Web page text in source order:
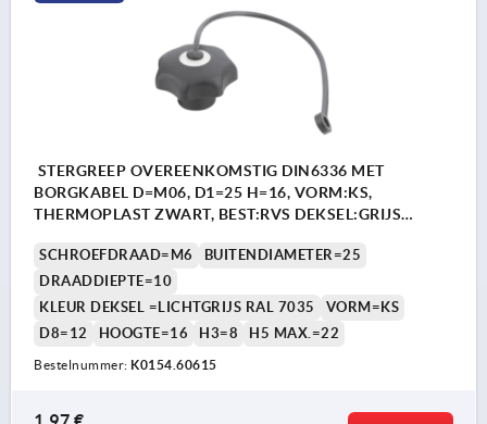
STERGREEP OVEREENKOMSTIG DIN6336 MET
BORGKABEL D=M06, D1=25 H=16, VORM:KS,
THERMOPLAST ZWART, BEST:RVS DEKSEL:GRIJS
SCHROEFDRAAD=M6
BUITENDIAMETER=25
DRAADDIEPTE=10
KLEUR DEKSEL =LICHTGRIJS RAL 7035
VORM=KS
D8=12
HOOGTE=16 H3=8 H5 MAX.=22
Bestelnummer: K0154.60615